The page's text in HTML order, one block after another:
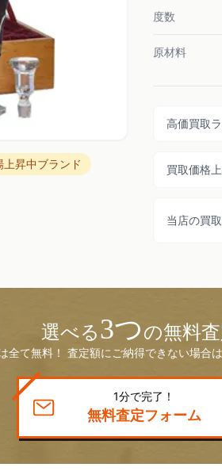
上昇中ブランド
度数
原材料
高価買取
買取価格
当店の買
選べる3つの無料
全て無料！ 査定額にご納得できない場合
1分で完了！
無料査定フォーム